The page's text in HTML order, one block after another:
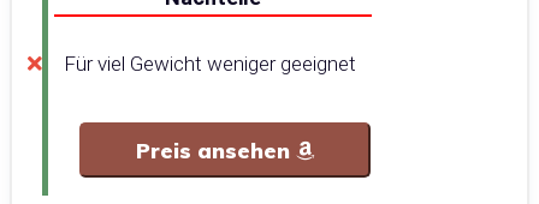
Für viel Gewicht weniger geeignet
Preis ansehen